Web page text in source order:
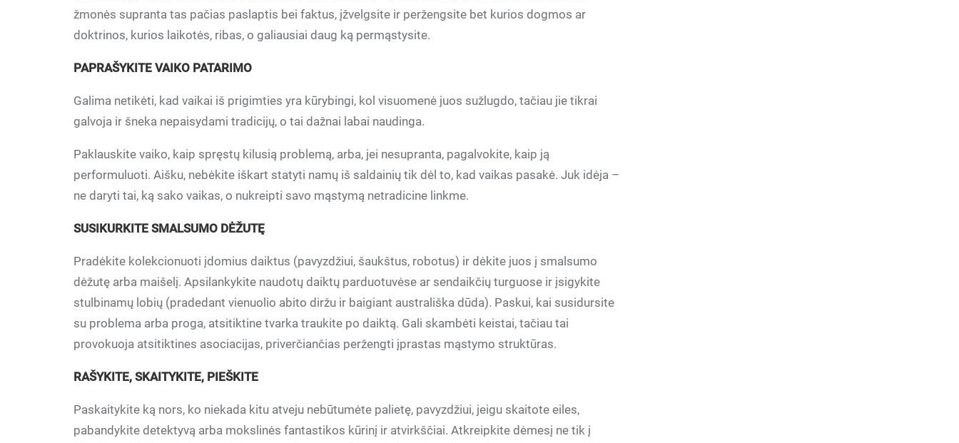
žmonės supranta tas pačias paslaptis bei faktus, įžvelgsite ir peržengsite bet kurios dogmos ar
doktrinos, kurios laikotės, ribas, o galiausiai daug ką permąstysite.
PAPRAŠYKITE VAIKO PATARIMO
Galima netikėti, kad vaikai iš prigimties yra kūrybingi, kol visuomenė juos sužlugdo, tačiau jie tikrai
galvoja ir šneka nepaisydami tradicijų, o tai dažnai labai naudinga.
Paklauskite vaiko, kaip spręstų kilusią problemą, arba, jei nesupranta, pagalvokite, kaip ją
performuluoti. Aišku, nebėkite iškart statyti namų iš saldainių tik dėl to, kad vaikas pasakė. Juk idėja –
ne daryti tai, ką sako vaikas, o nukreipti savo mąstymą netradicine linkme.
SUSIKURKITE SMALSUMO DĖŽUTĘ
Pradėkite kolekcionuoti įdomius daiktus (pavyzdžiui, šaukštus, robotus) ir dėkite juos į smalsumo
dėžutę arba maišelį. Apsilankykite naudotų daiktų parduotuvėse ar sendaikčių turguose ir įsigykite
stulbinamų lobių (pradedant vienuolio abito diržu ir baigiant australiška dūda). Paskui, kai susidursite
su problema arba proga, atsitiktine tvarka traukite po daiktą. Gali skambėti keistai, tačiau tai
provokuoja atsitiktines asociacijas, priverčiančias peržengti įprastas mąstymo struktūras.
RAŠYKITE, SKAITYKITE, PIEŠKITE
Paskaitykite ką nors, ko niekada kitu atveju nebūtumėte palietę, pavyzdžiui, jeigu skaitote eiles,
pabandykite detektyvą arba mokslinės fantastikos kūrinį ir atvirkščiai. Atkreipkite dėmesį ne tik į